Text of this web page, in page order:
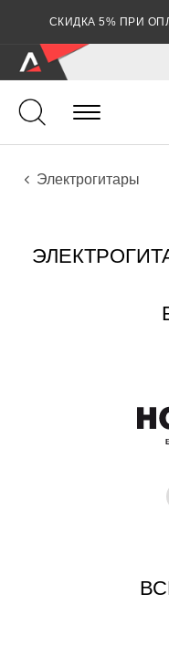
СКИДКА 5% ПРИ
Гитары
Электро
Инструменты
Электрогитары